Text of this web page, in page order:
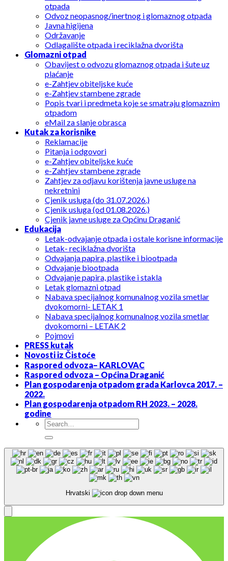
otpada
Odvoz neopasnog/inertnog i glomaznog otpada
Javna higijena
Održavanje
Odlagalište otpada i reciklažna dvorišta
Glomazni otpad
Obavijest o odvozu glomaznog otpada i šute uz
plaćanje
e-Zahtjev obiteljske kuće
e-Zahtjev stambene zgrade
Popis tvari i predmeta koje se smatraju glomaznim
otpadom
eMail za slanje obrasca
Kutak za korisnike
Reklamacije
Pitanja i odgovori
e-Zahtjev obiteljske kuće
e-Zahtjev stambene zgrade
Zahtjev za odjavu korištenja javne usluge na
nekretnini
Cjenik usluga (do 31.07.2026.)
Cjenik usluga (od 01.08.2026.)
Cjenik javne usluge za Općinu Draganić
Edukacija
Letak-odvajanje otpada i ostale korisne informacije
Letak- reciklažna dvorišta
Odvajanja papira, plastike i biootpada
Odvajanje biootpada
Odvajanje papira, plastike i stakla
Letak glomazni otpad
Nabava specijalnog komunalnog vozila smetlar
dvokomorni- LETAK 1
Nabava specijalnog komunalnog vozila smetlar
dvokomorni – LETAK 2
Pojmovi
PRESS kutak
Novosti iz Čistoće
Raspored odvoza– KARLOVAC
Raspored odvoza – Općina Draganić
Plan gospodarenja otpadom grada Karlovca 2017. –
2022.
Plan gospodarenja otpadom RH 2023. – 2028.
godine
Hrvatski